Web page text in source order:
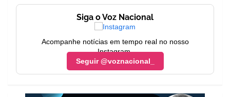
Siga o Voz Nacional
Acompanhe notícias em tempo real no nosso
Instagram.
Seguir @voznacional_